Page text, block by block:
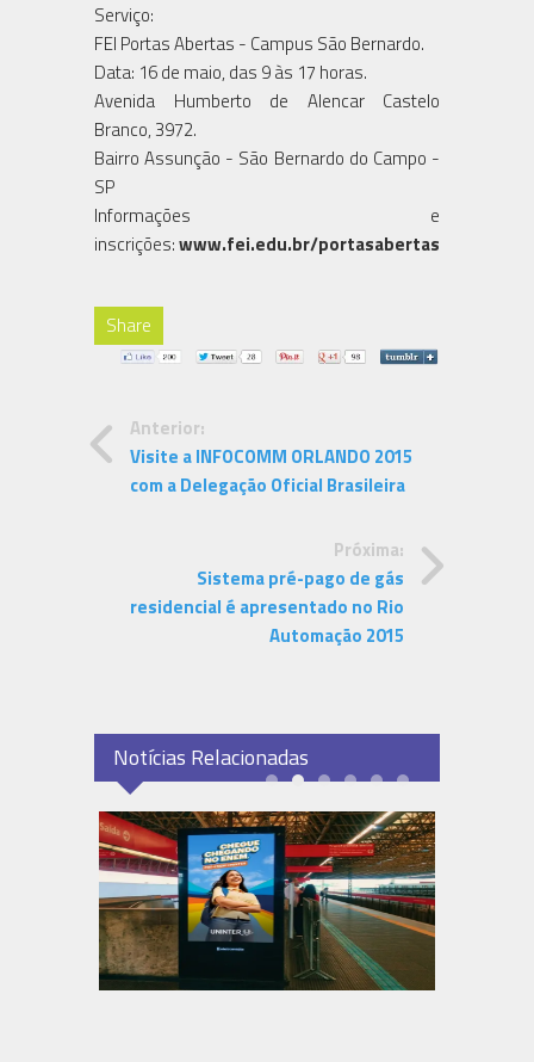
Serviço:
FEI Portas Abertas - Campus São Bernardo.
Data: 16 de maio, das 9 às 17 horas.
Avenida Humberto de Alencar Castelo
Branco, 3972.
Bairro Assunção - São Bernardo do Campo -
SP
Informações e
inscrições:www.fei.edu.br/portasabertas
Share
Anterior:
Visite a INFOCOMM ORLANDO 2015
com a Delegação Oficial Brasileira
Próxima:
Sistema pré-pago de gás
residencial é apresentado no Rio
Automação 2015
Notícias Relacionadas